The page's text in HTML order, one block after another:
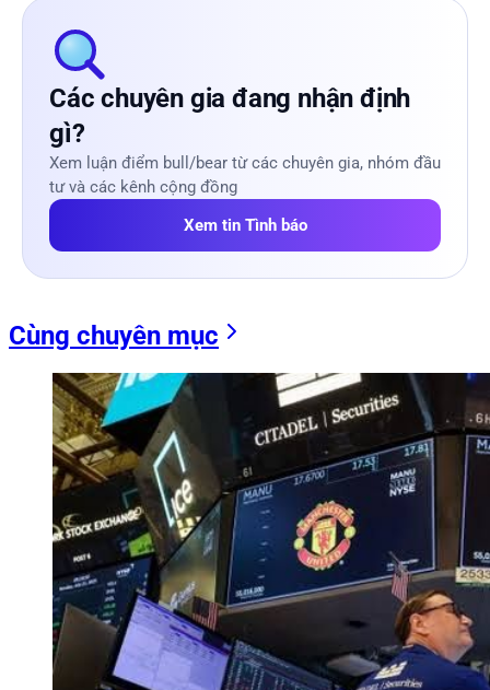
Các chuyên gia đang nhận định
gì?
Xem luận điểm bull/bear từ các chuyên gia, nhóm đầu
tư và các kênh cộng đồng
Xem tin Tình báo
Cùng chuyên mục